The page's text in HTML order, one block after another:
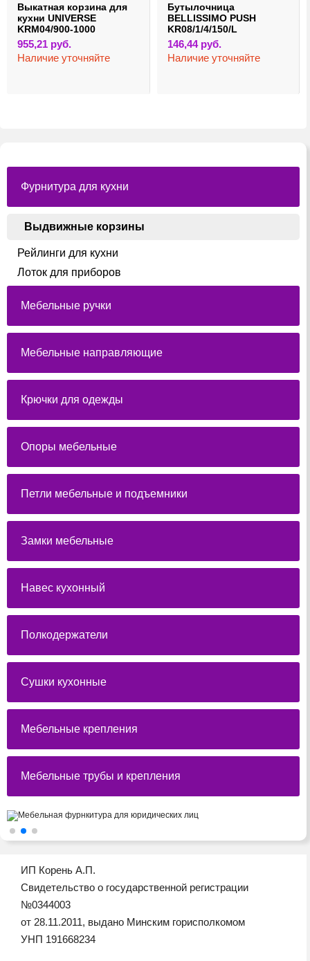
Выкатная корзина для
кухни UNIVERSE
KRM04/900-1000
955,21 руб.
Наличие уточняйте
Бутылочница
BELLISSIMO PUSH
KR08/1/4/150/L
146,44 руб.
Наличие уточняйте
Фурнитура для кухни
Выдвижные корзины
Рейлинги для кухни
Лоток для приборов
Мебельные ручки
Мебельные направляющие
Крючки для одежды
Опоры мебельные
Петли мебельные и подъемники
Замки мебельные
Навес кухонный
Полкодержатели
Сушки кухонные
Мебельные крепления
Мебельные трубы и крепления
ИП Корень А.П.
Свидетельство о государственной регистрации
№0344003
от 28.11.2011, выдано Минским горисполкомом
УНП 191668234